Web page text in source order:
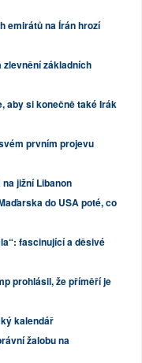
emirátů na Írán hrozí
základních
aby si konečně také Irák
prvním projevu
jižní Libanon
do USA poté, co
fascinující a děsivé
prohlásil, že příměří je
kalendář
žalobu na